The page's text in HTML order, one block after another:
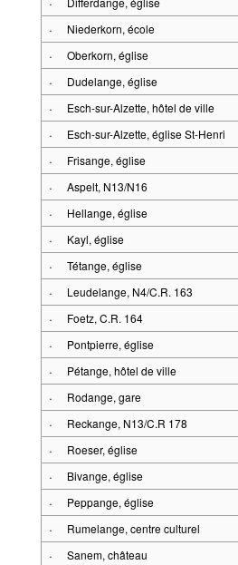
· Niederkorn, école
· Oberkorn, église
· Dudelange, église
· Esch-sur-Alzette, hôtel de ville
· Esch-sur-Alzette, église St-Henri
· Frisange, église
· Aspelt, N13/N16
· Hellange, église
· Kayl, église
· Tétange, église
· Leudelange, N4/C.R. 163
· Foetz, C.R. 164
· Pontpierre, église
· Pétange, hôtel de ville
· Rodange, gare
· Reckange, N13/C.R 178
· Roeser, église
· Bivange, église
· Peppange, église
· Rumelange, centre culturel
· Sanem, château